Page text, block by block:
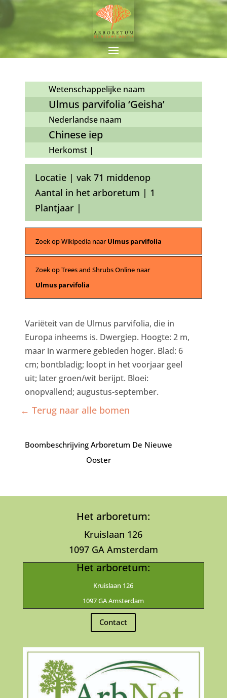
Wetenschappelijke naam
Ulmus parvifolia ‘Geisha’
Nederlandse naam
Chinese iep
Herkomst |
Locatie | vak 71 middenop
Aantal in het arboretum | 1
Plantjaar |
Zoek op Wikipedia naarUlmus parvifolia
Zoek op Trees and Shrubs Online naar
Ulmus parvifolia
Variëteit van de Ulmus parvifolia, die in
Europa inheems is. Dwergiep. Hoogte: 2 m,
maar in warmere gebieden hoger. Blad: 6
cm; bontbladig; loopt in het voorjaar geel
uit; later groen/wit berijpt. Bloei:
onopvallend; augustus-september.
← Terug naar alle bomen
Boombeschrijving Arboretum De Nieuwe
Ooster
Het arboretum:
Kruislaan 126
1097 GA Amsterdam
Het arboretum:
Kruislaan 126
1097 GA Amsterdam
Contact